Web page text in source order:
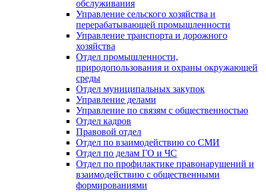
обслуживания
Управление сельского хозяйства и
перерабатывающей промышленности
Управление транспорта и дорожного
хозяйства
Отдел промышленности,
природопользования и охраны окружающей
среды
Отдел муниципальных закупок
Управление делами
Управление по связям с общественностью
Отдел кадров
Правовой отдел
Отдел по взаимодействию со СМИ
Отдел по делам ГО и ЧС
Отдел по профилактике правонарушений и
взаимодействию с общественными
формированиями